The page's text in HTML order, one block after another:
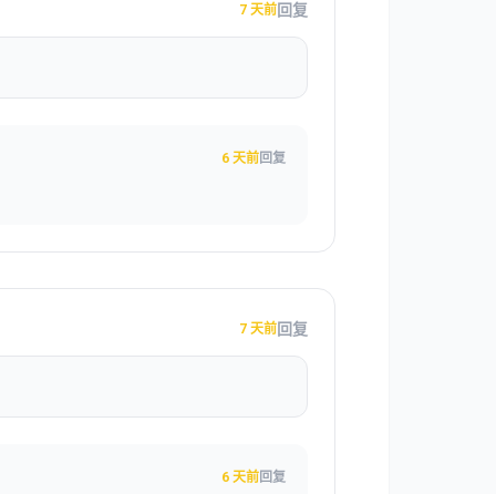
7 天前 回复
6 天前回复
7 天前 回复
6 天前回复